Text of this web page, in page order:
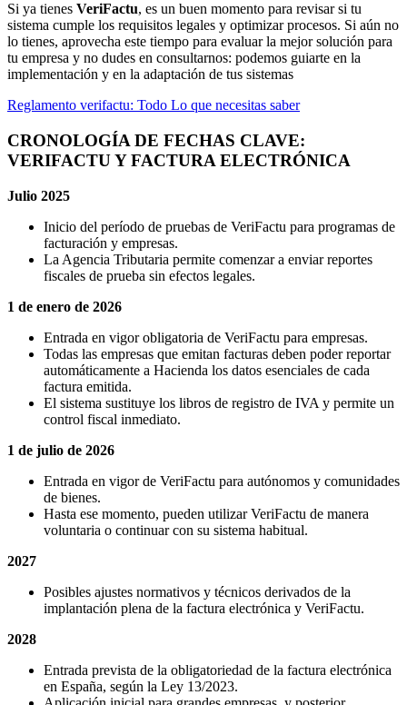
Si ya tienes VeriFactu, es un buen momento para revisar si tu
sistema cumple los requisitos legales y optimizar procesos. Si aún no
lo tienes, aprovecha este tiempo para evaluar la mejor solución para
tu empresa y no dudes en consultarnos: podemos guiarte en la
implementación y en la adaptación de tus sistemas
Reglamento verifactu: Todo Lo que necesitas saber
CRONOLOGÍA DE FECHAS CLAVE:
VERIFACTU Y FACTURA ELECTRÓNICA
Julio 2025
Inicio del período de pruebas de VeriFactu para programas de
facturación y empresas.
La Agencia Tributaria permite comenzar a enviar reportes
fiscales de prueba sin efectos legales.
1 de enero de 2026
Entrada en vigor obligatoria de VeriFactu para empresas.
Todas las empresas que emitan facturas deben poder reportar
automáticamente a Hacienda los datos esenciales de cada
factura emitida.
El sistema sustituye los libros de registro de IVA y permite un
control fiscal inmediato.
1 de julio de 2026
Entrada en vigor de VeriFactu para autónomos y comunidades
de bienes.
Hasta ese momento, pueden utilizar VeriFactu de manera
voluntaria o continuar con su sistema habitual.
2027
Posibles ajustes normativos y técnicos derivados de la
implantación plena de la factura electrónica y VeriFactu.
2028
Entrada prevista de la obligatoriedad de la factura electrónica
en España, según la Ley 13/2023.